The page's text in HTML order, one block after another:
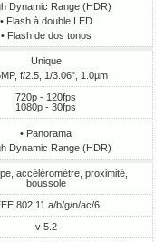
Dynamic Range (HDR)
• Flash à double LED
• Flash de dos tonos
Unique
f/2.5, 1/3.06", 1.0µm
720p - 120fps
1080p - 30fps
• Panorama
Dynamic Range (HDR)
accéléromètre, proximité,
boussole
802.11 a/b/g/n/ac/6
v 5.2